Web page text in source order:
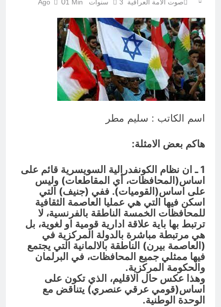
قراءة تحليليّة في الأبعاد القانونيّة
والسياسيّة للأتفاق الإطاري
8 ساعات Ago
صوت الامة العراقية 3 سنوات Ago 01 Min
اسم الكاتب : سليم مطر
هاكم بعض الامثلة:
1 ـ ان نظام الكونفدرالية السويسرية قائم على
اساس(المحافظات، أي المقاطعات) وليس
على اساس(القوميات). ففي (جنيف) التي
اسكن فيها التي هي عمليا العاصمة الثقافية
للمحافظات الخمسة الناطقة بالفرنسية، لا
ترتبط بها باية علاقة ادارية قومية او لغوية، بل
هي مرتبطة مباشرة بالدولة المركزية في
(العاصمة بيرن) الناطقة بالالمانية التي يجتمع
فيها ممثلي جميع المحافظات، في البرلمان
والحكومة المركزية.
وهذا عكس حال الاقليم، الذي تكون على
اساس(قومي عرقي عنصري) يتناقض مع
الوحدة الوطنية.